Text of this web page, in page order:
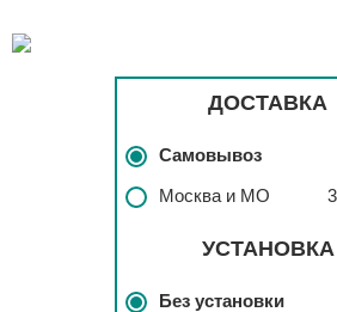
ДОСТАВКА
Самовывоз
Москва и МО
УСТАНОВКА
Без установки